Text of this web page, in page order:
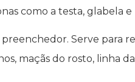
como a testa, glabela e
Serve para
maçãs do rosto, linha